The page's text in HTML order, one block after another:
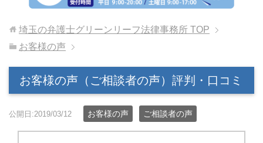
埼玉の弁護士グリーンリーフ法律事務所 TOP
お客様の声
お客様の声（ご相談者の声）評判・口コミ
公開日:2019/03/12 お客様の声 ご相談者の声